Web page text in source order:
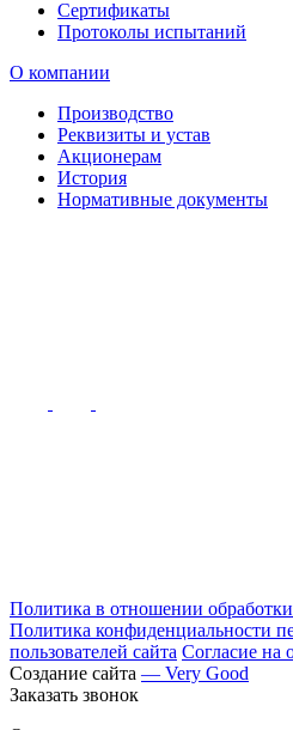
Сертификаты
Протоколы испытаний
О компании
Производство
Реквизиты и устав
Акционерам
История
Нормативные документы
Политика в отношении
Политика конфиденциальности
пользователей сайта Согласие на
Создание сайта — Very Good
Заказать звонок